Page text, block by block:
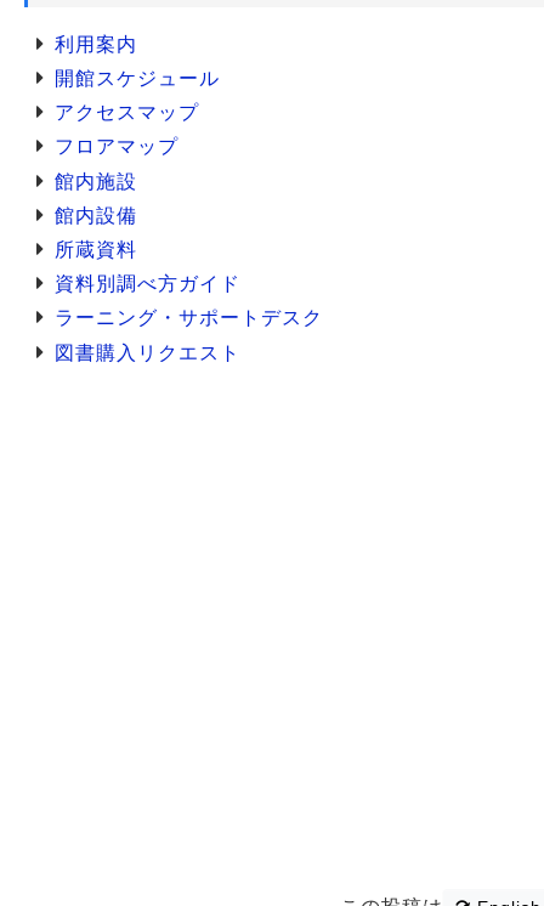
利用案内
開館スケジュール
アクセスマップ
フロアマップ
館内施設
館内設備
所蔵資料
資料別調べ方ガイド
ラーニング・サポートデスク
図書購入リクエスト